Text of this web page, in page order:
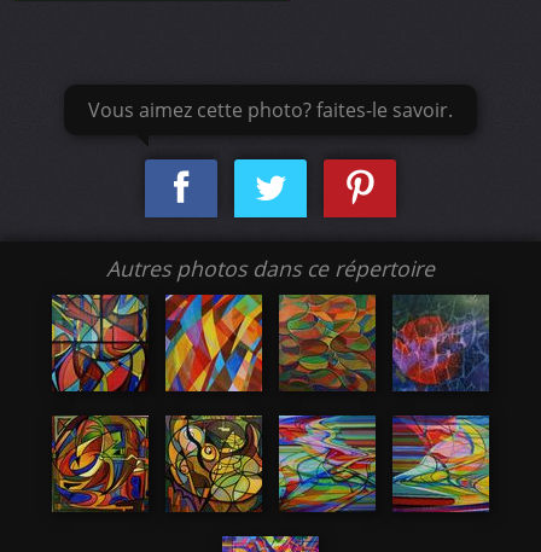
Vous aimez cette photo? faites-le savoir.
Autres photos dans ce répertoire